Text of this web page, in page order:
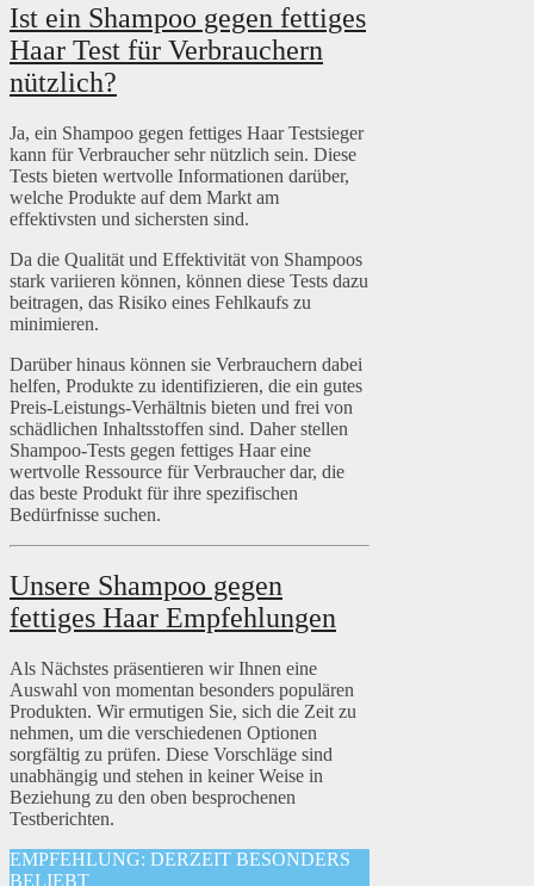
Ist ein Shampoo gegen fettiges
Haar Test für Verbrauchern
nützlich?
Ja, ein Shampoo gegen fettiges Haar Testsieger
kann für Verbraucher sehr nützlich sein. Diese
Tests bieten wertvolle Informationen darüber,
welche Produkte auf dem Markt am
effektivsten und sichersten sind.
Da die Qualität und Effektivität von Shampoos
stark variieren können, können diese Tests dazu
beitragen, das Risiko eines Fehlkaufs zu
minimieren.
Darüber hinaus können sie Verbrauchern dabei
helfen, Produkte zu identifizieren, die ein gutes
Preis-Leistungs-Verhältnis bieten und frei von
schädlichen Inhaltsstoffen sind. Daher stellen
Shampoo-Tests gegen fettiges Haar eine
wertvolle Ressource für Verbraucher dar, die
das beste Produkt für ihre spezifischen
Bedürfnisse suchen.
Unsere Shampoo gegen
fettiges Haar Empfehlungen
Als Nächstes präsentieren wir Ihnen eine
Auswahl von momentan besonders populären
Produkten. Wir ermutigen Sie, sich die Zeit zu
nehmen, um die verschiedenen Optionen
sorgfältig zu prüfen. Diese Vorschläge sind
unabhängig und stehen in keiner Weise in
Beziehung zu den oben besprochenen
Testberichten.
EMPFEHLUNG: DERZEIT BESONDERS
BELIEBT